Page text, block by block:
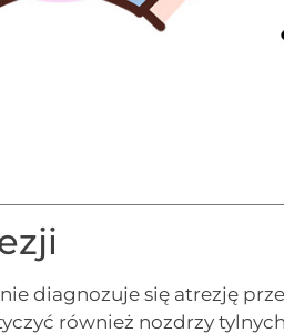
diagnozuje się atrezję
również nozdrzy